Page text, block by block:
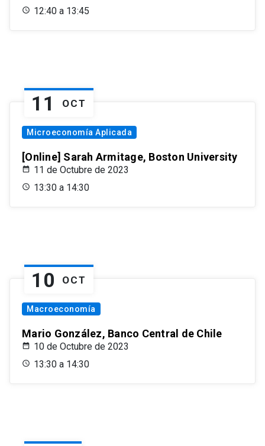
12:40 a 13:45
11 OCT
Microeconomía Aplicada
[Online] Sarah Armitage, Boston University
11 de Octubre de 2023
13:30 a 14:30
10 OCT
Macroeconomía
Mario González, Banco Central de Chile
10 de Octubre de 2023
13:30 a 14:30